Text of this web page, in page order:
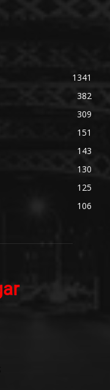
1341
382
309
151
143
130
125
106